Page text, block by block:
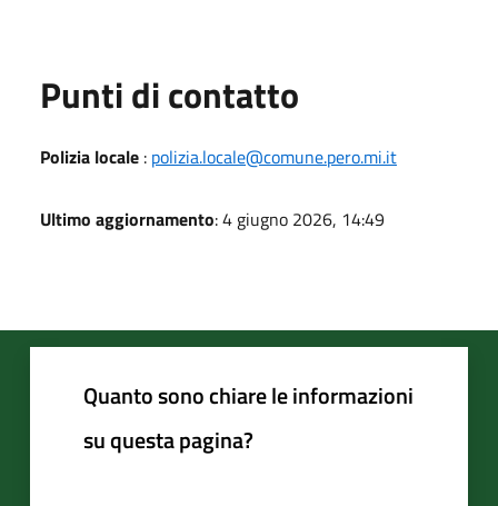
Punti di contatto
Polizia locale : polizia.locale@comune.pero.mi.it
Ultimo aggiornamento: 4 giugno 2026, 14:49
Quanto sono chiare le informazioni
su questa pagina?